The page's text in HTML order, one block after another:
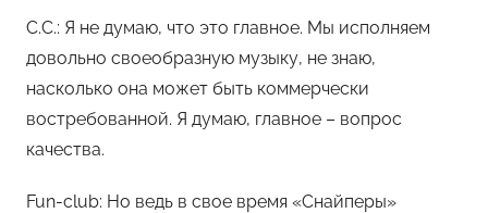
С.С.: Я не думаю, что это главное. Мы исполняем
довольно своеобразную музыку, не знаю,
насколько она может быть коммерчески
востребованной. Я думаю, главное – вопрос
качества.
Fun-club: Но ведь в свое время «Снайперы»